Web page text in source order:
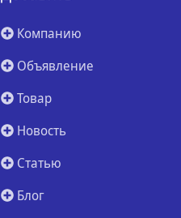
Компанию
Объявление
Товар
Новость
Статью
Блог